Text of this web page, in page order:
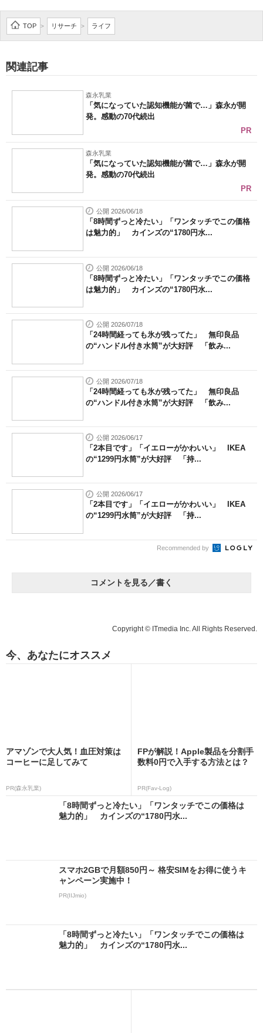
TOP > リサーチ > ライフ
関連記事
森永乳業
「気になっていた認知機能が菌で…」森永が開
発。感動の70代続出
PR
森永乳業
「気になっていた認知機能が菌で…」森永が開
発。感動の70代続出
PR
公開 2026/06/18
「8時間ずっと冷たい」「ワンタッチでこの価格
は魅力的」 カインズの“1780円水...
公開 2026/06/18
「8時間ずっと冷たい」「ワンタッチでこの価格
は魅力的」 カインズの“1780円水...
公開 2026/07/18
「24時間経っても氷が残ってた」 無印良品
の“ハンドル付き水筒”が大好評 「飲み...
公開 2026/07/18
「24時間経っても氷が残ってた」 無印良品
の“ハンドル付き水筒”が大好評 「飲み...
公開 2026/06/17
「2本目です」「イエローがかわいい」 IKEA
の“1299円水筒”が大好評 「持...
公開 2026/06/17
「2本目です」「イエローがかわいい」 IKEA
の“1299円水筒”が大好評 「持...
Recommended by
コメントを見る／書く
Copyright © ITmedia Inc. All Rights Reserved.
今、あなたにオススメ
アマゾンで大人気！血圧対策は
コーヒーに足してみて
PR(森永乳業)
FPが解説！Apple製品を分割手
数料0円で入手する方法とは？
PR(Fav-Log)
「8時間ずっと冷たい」「ワンタッチでこの価格は
魅力的」 カインズの“1780円水...
スマホ2GBで月額850円～ 格安SIMをお得に使うキ
ャンペーン実施中！
PR(IIJmio)
「8時間ずっと冷たい」「ワンタッチでこの価格は
魅力的」 カインズの“1780円水...